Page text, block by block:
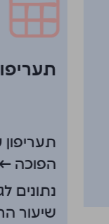
הפוכה
נתונים
שיעור